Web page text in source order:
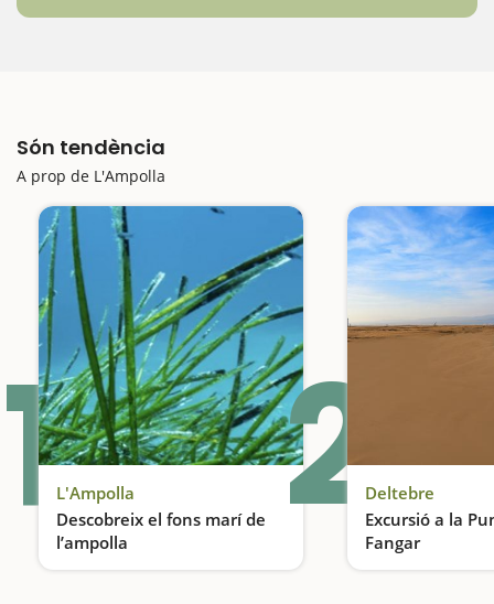
Són tendència
A prop de L'Ampolla
1 L'Ampolla
Descobreix el fons marí de
l’ampolla
Snorkel a les platges del nord
2Deltebre
Excursió a la
Fangar
L'únic desert de